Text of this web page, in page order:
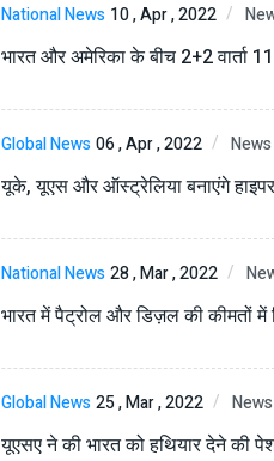
National News 10 , Apr , 2022
भारत और अमेरिका के बीच 2+2 वार्ता
Global News06 , Apr , 2022 News
यूके, यूएस और ऑस्ट्रेलिया बनाएंगे
National News28 , Mar , 2022
भारत में पैट्रोल और डिज़ल की कीमतों
Global News25 , Mar , 2022 News
यूएसए ने की भारत को हथियार देने की